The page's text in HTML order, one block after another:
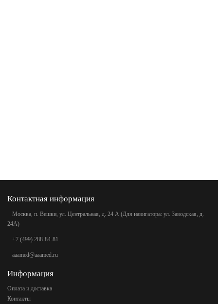
Контактная информация
Москва, п. Вешки, ул. Центральная, д. 24 А (Для навигатора: ул. Заводская, д.
24А)
+7 (499) 288-84-81
aaamed@aaamed.ru
Информация
Оплата и доставка
Контакты